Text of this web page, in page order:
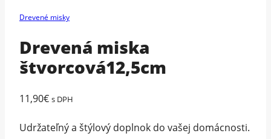
Drevené misky
Drevená miska
štvorcová12,5cm
11,90€ s DPH
Udržateľný a štýlový doplnok do vašej domácnosti.